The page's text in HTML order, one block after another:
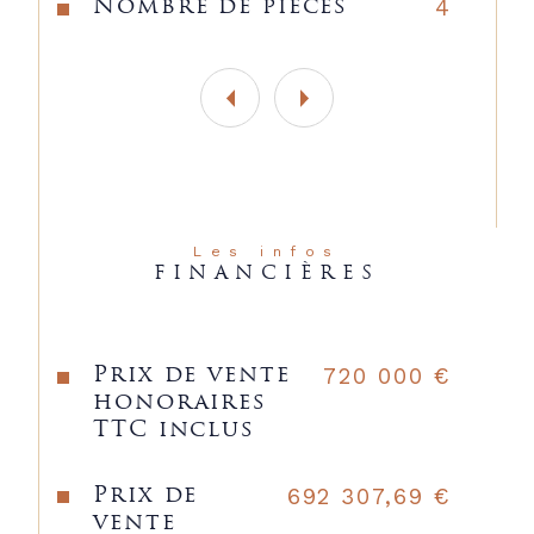
Nombre de pièces 4
Les infos
FINANCIÈRES
Prix de vente
honoraires
TTC inclus
720 000 €
Prix de
vente
692 307,69 €